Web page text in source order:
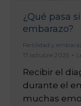
¿Qué pasa
embarazo?
Fertilidad y
17 octubre 2025
Recibir el
durante el
muchas